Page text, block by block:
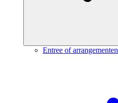
Entree of arrangementen